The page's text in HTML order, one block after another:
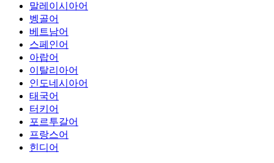
말레이시아어
벵골어
베트남어
스페인어
아랍어
이탈리아어
인도네시아어
태국어
터키어
포르투갈어
프랑스어
힌디어